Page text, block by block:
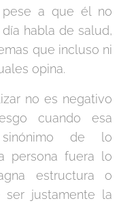
pese a que él no
habla de salud,
que incluso ni
opina.
no es negativo
cuando esa
de lo
persona fuera lo
estructura o
ser justamente la